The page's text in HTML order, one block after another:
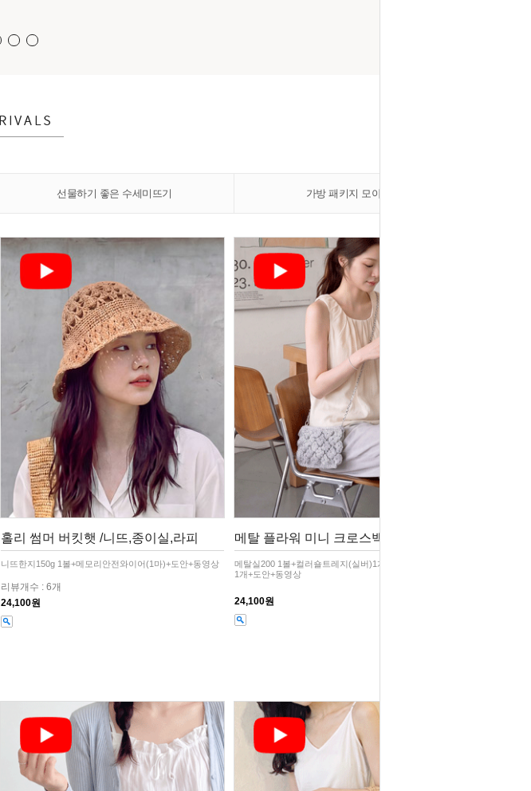
선물하기 좋은 수세미뜨기 가방 패키지 모아보기
홀리 썸머 버킷햇 /니뜨,종이실,라피
니뜨한지150g 1볼+메모리안전와이어(1마)+도안+동영상
리뷰개수 : 6개
24,100원
메탈 플라워 미니 크로스백 /코바늘뜨
메탈실200 1볼+컬러숄트레지(실버)1개+체인120cm실버
1개+도안+동영상
24,100원